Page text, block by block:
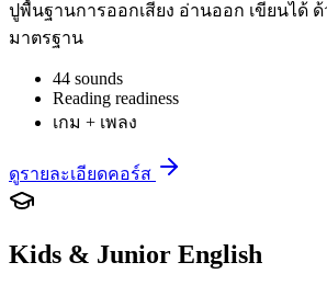
ปูพื้นฐานการออกเสียง อ่านออก เขียนได้ ด้
มาตรฐาน
44 sounds
Reading readiness
เกม + เพลง
ดูรายละเอียดคอร์ส
Kids & Junior English